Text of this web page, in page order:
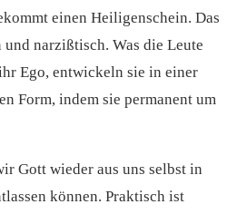
einen Heiligenschein. Das
narzißtisch. Was die Leute
Ego, entwickeln sie in einer
Form, indem sie permanent um
Gott wieder aus uns selbst in
können. Praktisch ist